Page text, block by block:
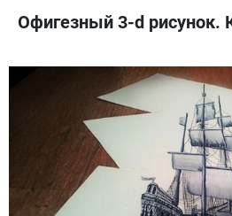
Офигезный 3-d рисунок.